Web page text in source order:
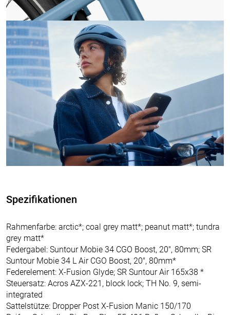
Spezifikationen
Rahmenfarbe: arctic*; coal grey matt*; peanut matt*; tundra
grey matt*
Federgabel: Suntour Mobie 34 CGO Boost, 20", 80mm; SR
Suntour Mobie 34 L Air CGO Boost, 20", 80mm*
Federelement: X-Fusion Glyde; SR Suntour Air 165x38 *
Steuersatz: Acros AZX-221, block lock; TH No. 9, semi-
integrated
Sattelstütze: Dropper Post X-Fusion Manic 150/170